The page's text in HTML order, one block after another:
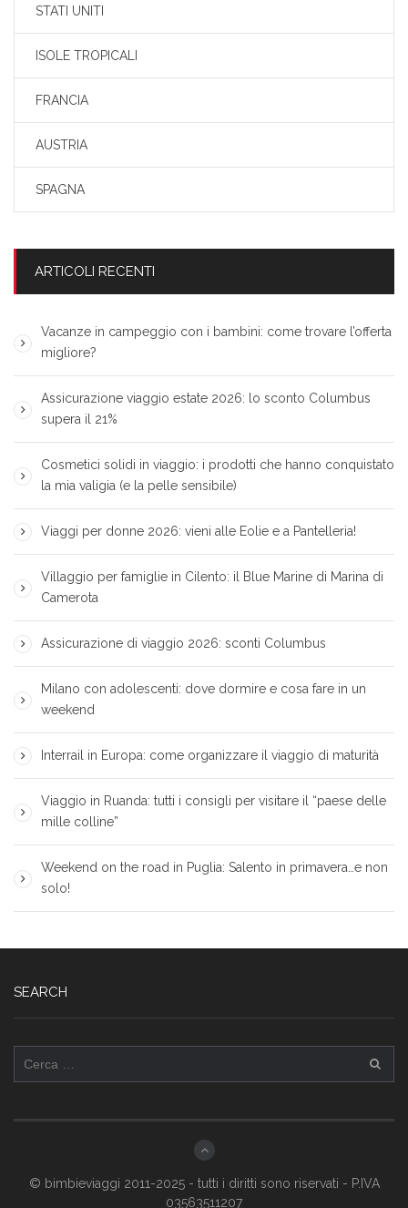
STATI UNITI
ISOLE TROPICALI
FRANCIA
AUSTRIA
SPAGNA
ARTICOLI RECENTI
Vacanze in campeggio con i bambini: come trovare l’offerta
migliore?
Assicurazione viaggio estate 2026: lo sconto Columbus
supera il 21%
Cosmetici solidi in viaggio: i prodotti che hanno conquistato
la mia valigia (e la pelle sensibile)
Viaggi per donne 2026: vieni alle Eolie e a Pantelleria!
Villaggio per famiglie in Cilento: il Blue Marine di Marina di
Camerota
Assicurazione di viaggio 2026: sconti Columbus
Milano con adolescenti: dove dormire e cosa fare in un
weekend
Interrail in Europa: come organizzare il viaggio di maturità
Viaggio in Ruanda: tutti i consigli per visitare il “paese delle
mille colline”
Weekend on the road in Puglia: Salento in primavera…e non
solo!
SEARCH
per:
© bimbieviaggi 2011-2025 - tutti i diritti sono riservati - P.IVA
03563511207